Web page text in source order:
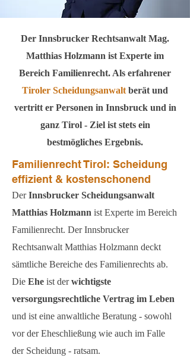
Der Innsbrucker Rechtsanwalt Mag.
Matthias Holzmann ist Experte im
Bereich Familienrecht. Als erfahrener
Tiroler Scheidungsanwalt berät und
vertritt er Personen in Innsbruck und in
ganz Tirol - Ziel ist stets ein
bestmögliches Ergebnis.
Familienrecht Tirol: Scheidung
effizient & kostenschonend
DerInnsbrucker Scheidungsanwalt
Matthias Holzmann ist Experte im Bereich
Familienrecht. Der Innsbrucker
Rechtsanwalt Matthias Holzmann deckt
sämtliche Bereiche des Familienrechts ab.
Die Ehe ist derwichtigste
versorgungsrechtliche Vertrag im Leben
und ist eine anwaltliche Beratung - sowohl
vor der Eheschließung wie auch im Falle
der Scheidung - ratsam.